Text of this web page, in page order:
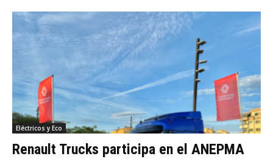
Eléctricos y Eco
Renault Trucks participa en el ANEPMA